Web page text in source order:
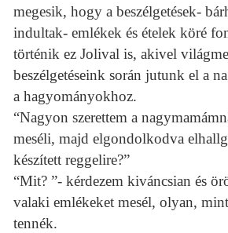
megesik, hogy a beszélgetések-
indultak- emlékek és ételek köré
történik ez Jolival is, akivel
beszélgetéseink során jutunk el a
a hagyományokhoz.
“Nagyon szerettem a
meséli, majd elgondolkodva
készített reggelire?”
“Mit? ”- kérdezem kiváncsian és
valaki emlékeket mesél, olyan,
tennék.